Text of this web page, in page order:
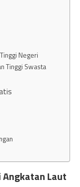
Negeri
Tinggi Swasta
Laut